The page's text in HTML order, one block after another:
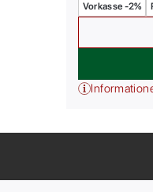
Vorkasse -2%